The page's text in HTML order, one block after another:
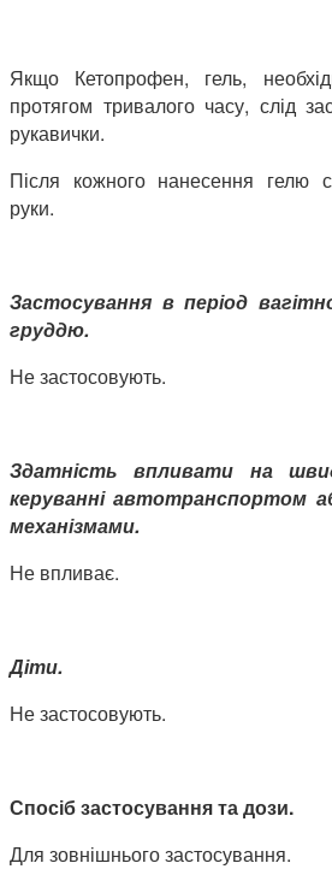
Якщо Кетопрофен, гель,
протягом тривалого часу, слід
рукавички.
Після кожного нанесення гелю
руки.
Застосування в період
груддю.
Не застосовують.
Здатність впливати на
керуванні автотранспортом
механізмами.
Не впливає.
Діти.
Не застосовують.
Спосіб застосування та дози.
Для зовнішнього застосування.